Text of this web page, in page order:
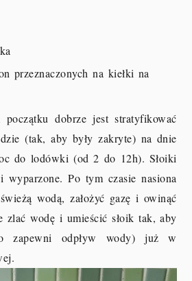
przeznaczonych na kiełki na
początku dobrze jest stratyfikować
(tak, aby były zakryte) na dnie
do lodówki (od 2 do 12h). Słoiki
Po tym czasie nasiona
wodą, założyć gazę i owinąć
zlać wodę i umieścić słoik tak, aby
zapewni odpływ wody) już w